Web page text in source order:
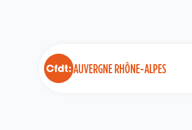
AUVERGNE RHÔNE-ALPES